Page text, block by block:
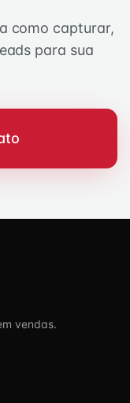
como capturar,
para sua
vendas.